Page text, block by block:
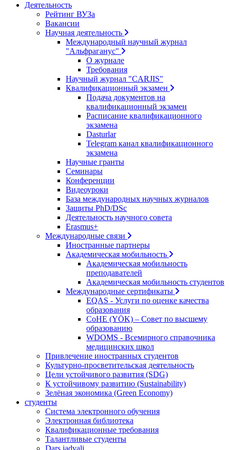
Деятельность
Рейтинг ВУЗа
Вакансии
Научная деятельность
Международный научный журнал
"Альфраганус"
О журнале
Требования
Научный журнал "CARJIS"
Квалификационный экзамен
Подача документов на
квалификационный экзамен
Расписание квалификационного
экзамена
Dasturlar
Telegram канал квалификационного
экзамена
Научные гранты
Семинары
Конференции
Видеоуроки
База международных научных журналов
Защиты PhD/DSc
Деятельность научного совета
Erasmus+
Международные связи
Иностранные партнеры
Академическая мобильность
Академическая мобильность
преподавателей
Академическая мобильность студентов
Международные сертификаты
EQAS - Услуги по оценке качества
образования
CoHE (YÖK) – Совет по высшему
образованию
WDOMS - Всемирного справочника
медицинских школ
Привлечение иностранных студентов
Культурно-просветительская деятельность
Цели устойчивого развития (SDG)
К устойчивому развитию (Sustainability)
Зелёная экономика (Green Economy)
студенты
Система электронного обучения
Электронная библиотека
Квалификационные требования
Талантливые студенты
Dars jadvali